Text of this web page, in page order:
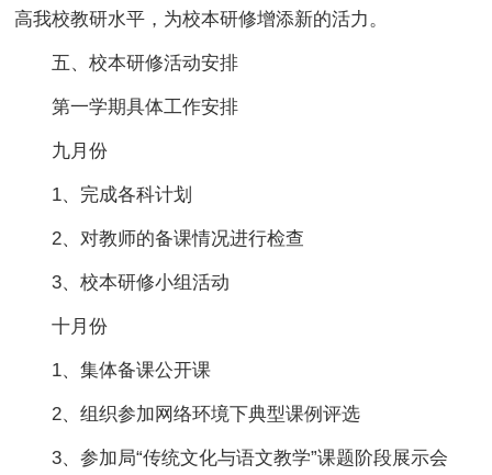
高我校教研水平，为校本研修增添新的活力。
五、校本研修活动安排
第一学期具体工作安排
九月份
1、完成各科计划
2、对教师的备课情况进行检查
3、校本研修小组活动
十月份
1、集体备课公开课
2、组织参加网络环境下典型课例评选
3、参加局“传统文化与语文教学”课题阶段展示会